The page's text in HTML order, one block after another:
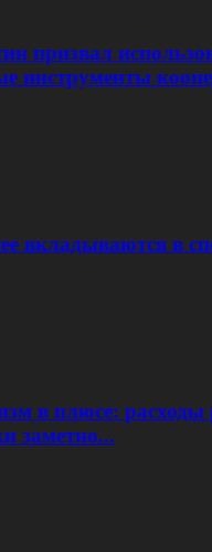
призвал
инструменты
вкладываются в
в плюсе: расходы
заметно...